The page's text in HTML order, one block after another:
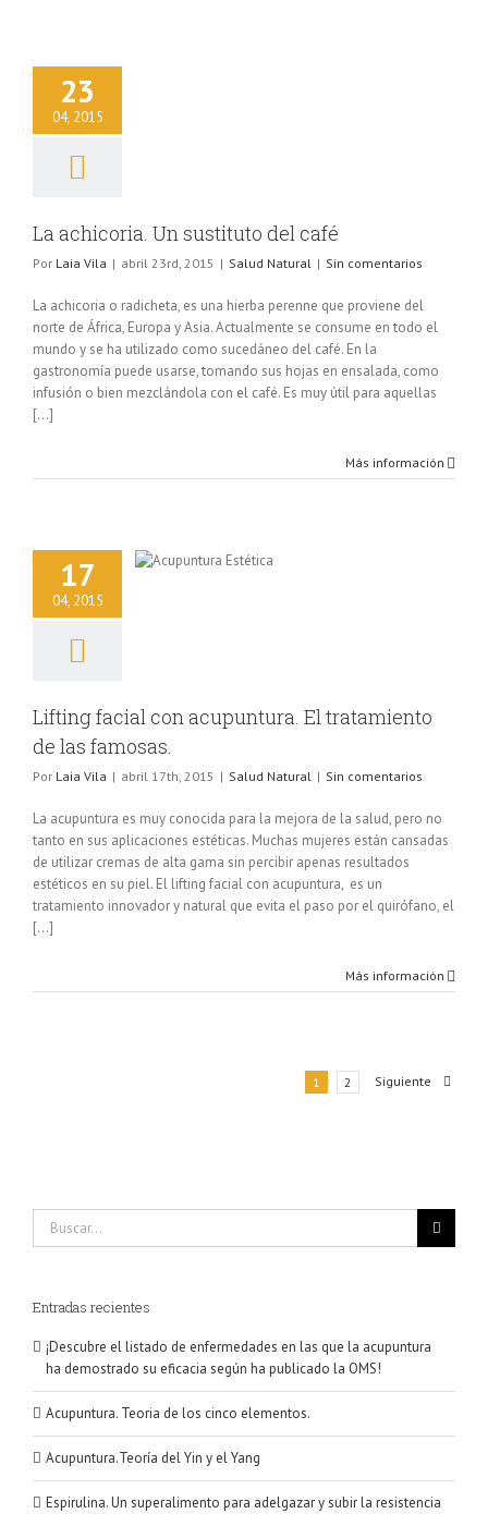
23
04, 2015
Un sustituto
Natural
La achicoria. Un sustituto del café
Por Laia Vila | abril 23rd, 2015 | Salud Natural | Sin comentarios
La achicoria o radicheta, es una hierba perenne que proviene del
norte de África, Europa y Asia. Actualmente se consume en todo el
mundo y se ha utilizado como sucedáneo del café. En la
gastronomía puede usarse, tomando sus hojas en ensalada, como
infusión o bien mezclándola con el café. Es muy útil para aquellas
[...]
Más información
17
04, 2015
facial con
El tratamiento
famosas.
Natural
Lifting facial con acupuntura. El tratamiento
de las famosas.
Por Laia Vila | abril 17th, 2015 | Salud Natural | Sin comentarios
La acupuntura es muy conocida para la mejora de la salud, pero no
tanto en sus aplicaciones estéticas. Muchas mujeres están cansadas
de utilizar cremas de alta gama sin percibir apenas resultados
estéticos en su piel. El lifting facial con acupuntura, es un
tratamiento innovador y natural que evita el paso por el quirófano, el
[...]
Más información
1 2 Siguiente
Buscar:
Entradas recientes
¡Descubre el listado de enfermedades en las que la acupuntura
ha demostrado su eficacia según ha publicado la OMS!
Acupuntura. Teoria de los cinco elementos.
Acupuntura.Teoría del Yin y el Yang
Espirulina. Un superalimento para adelgazar y subir la resistencia